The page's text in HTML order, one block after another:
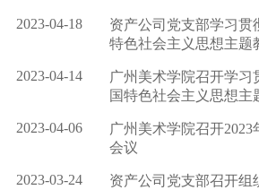
2023-04-18
资产公司党支部学习贯
特色社会主义思想主题
2023-04-14
广州美术学院召开学习
国特色社会主义思想主
2023-04-06
广州美术学院召开
会议
2023-03-24
资产公司党支部召开组